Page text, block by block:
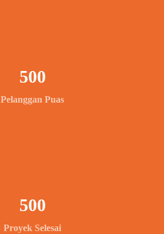
Pelanggan Puas
500
Proyek Selesai
500